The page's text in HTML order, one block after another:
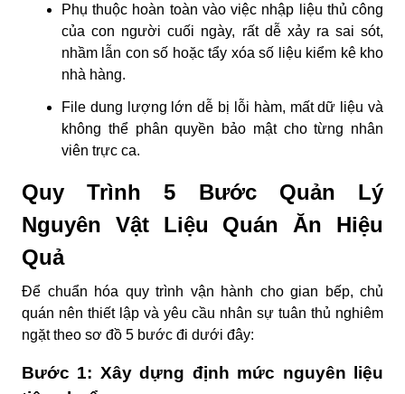
Phụ thuộc hoàn toàn vào việc nhập liệu thủ công
của con người cuối ngày, rất dễ xảy ra sai sót,
nhầm lẫn con số hoặc tẩy xóa số liệu kiểm kê kho
nhà hàng.
File dung lượng lớn dễ bị lỗi hàm, mất dữ liệu và
không thể phân quyền bảo mật cho từng nhân
viên trực ca.
Quy Trình 5 Bước Quản Lý
Nguyên Vật Liệu Quán Ăn Hiệu
Quả
Để chuẩn hóa quy trình vận hành cho gian bếp, chủ
quán nên thiết lập và yêu cầu nhân sự tuân thủ nghiêm
ngặt theo sơ đồ 5 bước đi dưới đây:
Bước 1: Xây dựng định mức nguyên liệu